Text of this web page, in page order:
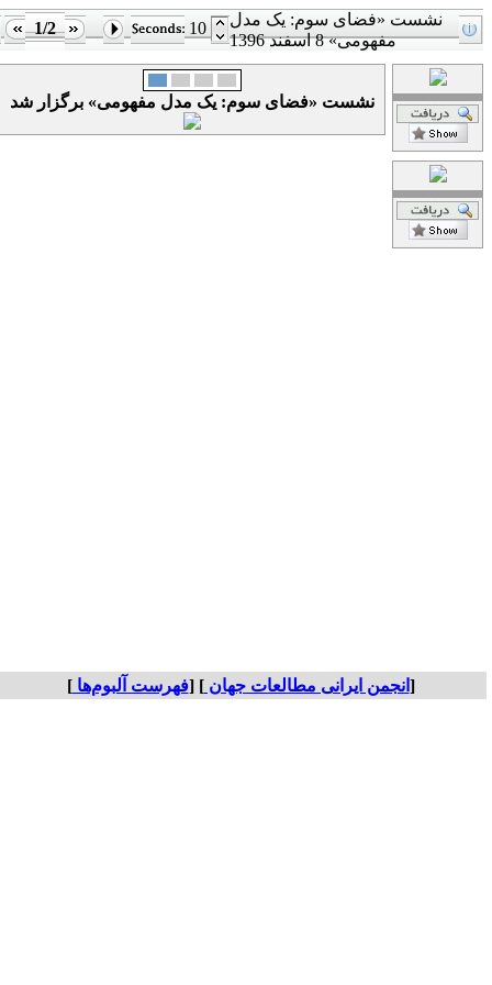
1/2 10
نشست «فضای سوم: یک مدل
مفهومی» 8 اسفند 1396
نشست «فضای سوم: یک مدل مفهومی» برگزار شد
انجمن ایرانی مطالعات جهان] [ فهرست آلبوم‌ها]